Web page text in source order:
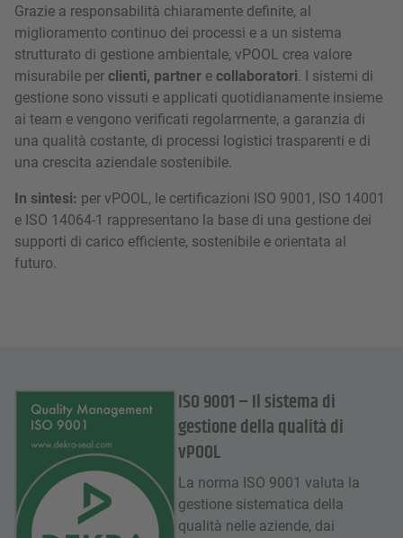
Grazie a responsabilità chiaramente definite, al
miglioramento continuo dei processi e a un sistema
strutturato di gestione ambientale, vPOOL crea valore
misurabile per clienti, partner e collaboratori. I sistemi di
gestione sono vissuti e applicati quotidianamente insieme
ai team e vengono verificati regolarmente, a garanzia di
una qualità costante, di processi logistici trasparenti e di
una crescita aziendale sostenibile.
In sintesi: per vPOOL, le certificazioni ISO 9001, ISO 14001
e ISO 14064-1 rappresentano la base di una gestione dei
supporti di carico efficiente, sostenibile e orientata al
futuro.
ISO 9001 – Il sistema di
gestione della qualità di
vPOOL
La norma ISO 9001 valuta la
gestione sistematica della
qualità nelle aziende, dai